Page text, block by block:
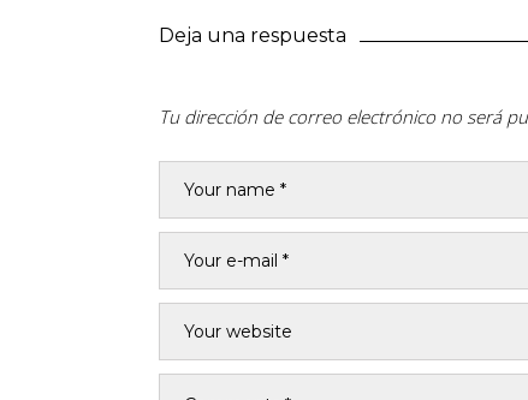
Deja una respuesta
Tu dirección de correo electrónico no será